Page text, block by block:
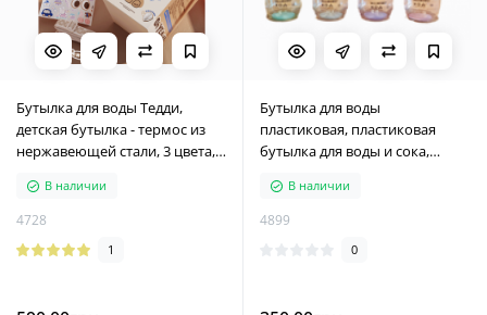
Бутылка для воды Тедди,
детская бутылка - термос из
нержавеющей стали, 3 цвета,
В наличии
4728
1
Бутылка для воды
пластиковая, пластиковая
бутылка для воды и сока,
мл
В наличии
4899
0